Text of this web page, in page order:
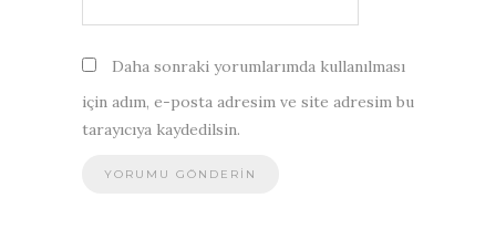
Daha sonraki yorumlarımda kullanılması
için adım, e-posta adresim ve site adresim bu
tarayıcıya kaydedilsin.